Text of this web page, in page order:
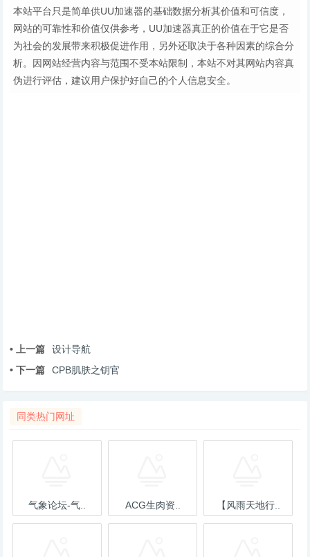
本站平台只是简单供UU加速器的基础数据分析其价值和可信度，
网站的可靠性和价值仅供参考，UU加速器真正的价值在于它是否
为社会的发展带来积极促进作用，另外还取决于各种因素的综合分
析。因网站经营内容与范围不受本站限制，本站不对其网站内容真
伪进行评估，建议用户保护好自己的个人信息安全。
• 上一篇
设计导航
• 下一篇
CPB肌肤之钥官
同类热门网址
气象论坛-气.. ACG生肉资.. 【风雨天地行..